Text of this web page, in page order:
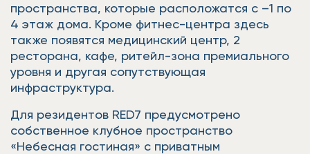
пространства, которые расположатся с –1 по
4 этаж дома. Кроме фитнес-центра здесь
также появятся медицинский центр, 2
ресторана, кафе, ритейл-зона премиального
уровня и другая сопутствующая
инфраструктура.
Для резидентов RED7 предусмотрено
собственное клубное пространство
«Небесная гостиная» с приватным